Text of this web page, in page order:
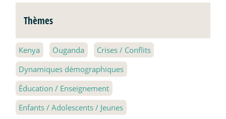
Thèmes
Kenya Ouganda
Crises / Conflits
Dynamiques démographiques
Éducation / Enseignement
Enfants / Adolescents / Jeunes